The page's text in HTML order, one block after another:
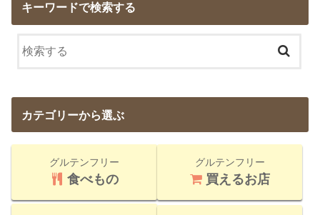
キーワードで検索する
カテゴリーから選ぶ
グルテンフリー
食べもの
グルテンフリー
買えるお店